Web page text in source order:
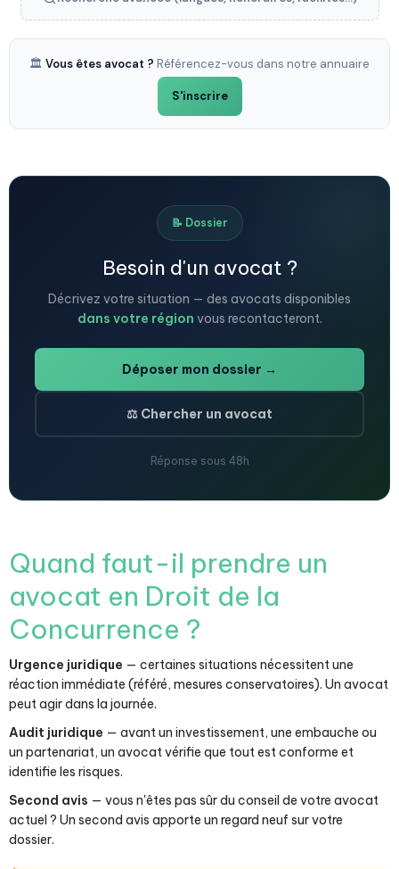
🏛️ Vous êtes avocat ? Référencez-vous dans notre annuaire
S'inscrire
📝 Dossier
Besoin d'un avocat ?
Décrivez votre situation — des avocats disponibles
dans votre région vous recontacteront.
Déposer mon dossier →
⚖️ Chercher un avocat
Réponse sous 48h
Quand faut-il prendre un
avocat en Droit de la
Concurrence ?
Urgence juridique — certaines situations nécessitent une
réaction immédiate (référé, mesures conservatoires). Un avocat
peut agir dans la journée.
Audit juridique — avant un investissement, une embauche ou
un partenariat, un avocat vérifie que tout est conforme et
identifie les risques.
Second avis — vous n'êtes pas sûr du conseil de votre avocat
actuel ? Un second avis apporte un regard neuf sur votre
dossier.